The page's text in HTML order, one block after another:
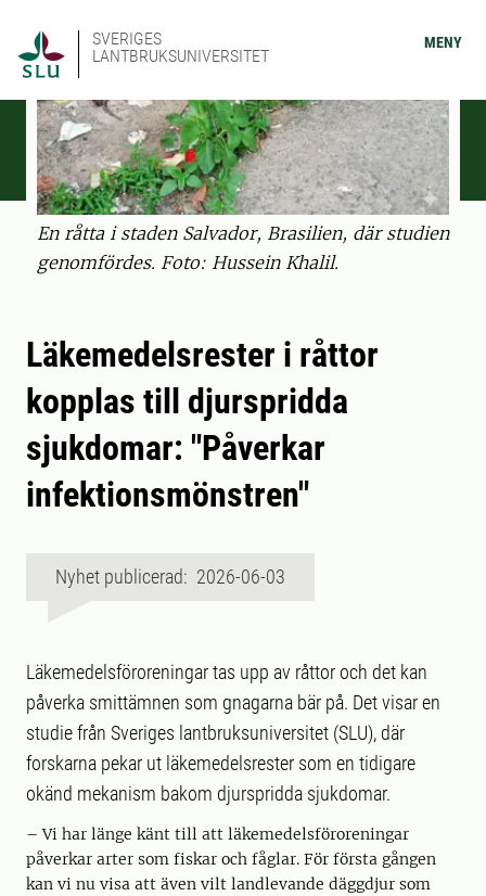
SVERIGES
LANTBRUKSUNIVERSITET
MENY
En råtta i staden Salvador, Brasilien, där studien
genomfördes. Foto: Hussein Khalil.
Läkemedelsrester i råttor
kopplas till djurspridda
sjukdomar: "Påverkar
infektionsmönstren"
Nyhet publicerad: 2026-06-03
Läkemedelsföroreningar tas upp av råttor och det kan
påverka smittämnen som gnagarna bär på. Det visar en
studie från Sveriges lantbruksuniversitet (SLU), där
forskarna pekar ut läkemedelsrester som en tidigare
okänd mekanism bakom djurspridda sjukdomar.
– Vi har länge känt till att läkemedelsföroreningar
påverkar arter som fiskar och fåglar. För första gången
kan vi nu visa att även vilt landlevande däggdjur som